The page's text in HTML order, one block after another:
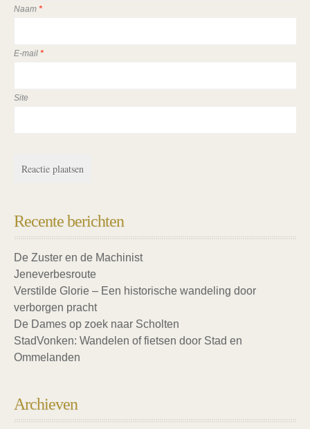
Naam *
E-mail *
Site
Recente berichten
De Zuster en de Machinist
Jeneverbesroute
Verstilde Glorie – Een historische wandeling door
verborgen pracht
De Dames op zoek naar Scholten
StadVonken: Wandelen of fietsen door Stad en
Ommelanden
Archieven